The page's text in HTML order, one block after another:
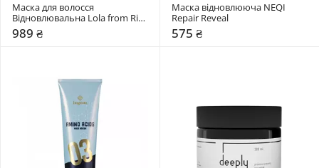
Маска для волосся
Відновлювальна Lola from Rio
DREAM CREAM
989 ₴
Маска відновлююча NEQI
Repair Reveal
575 ₴